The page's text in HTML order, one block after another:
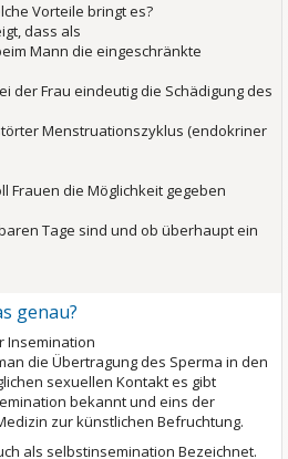
Vorteile bringt es?
dass als
Mann die eingeschränkte
der Frau eindeutig die Schädigung des
Menstruationszyklus (endokriner
Frauen die Möglichkeit gegeben
Tage sind und ob überhaupt ein
genau?
Insemination
die Übertragung des Sperma in den
sexuellen Kontakt es gibt
bekannt und eins der
zur künstlichen Befruchtung.
als selbstinsemination Bezeichnet.